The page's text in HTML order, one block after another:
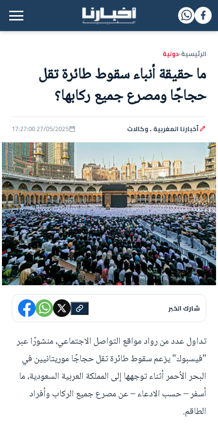
القائمة الرئيسية
الرئيسية‹دولية
ما حقيقة أنباء سقوط طائرة تقل
حجاجًا ومصرع جميع ركابها؟
أخبارنا المغربية ـ وكالات 27/05/2025 17:27:00
شارك الخبر
تداول عدد من رواد مواقع التواصل الاجتماعي، منشورًا عبر
"فيسبوك" يزعم سقوط طائرة تقل حجاجًا موريتانيين في
البحر الأحمر أثناء توجهها إلى المملكة العربية السعودية، ما
أسفر – حسب الادعاء – عن مصرع جميع الركاب وأفراد
الطاقم.